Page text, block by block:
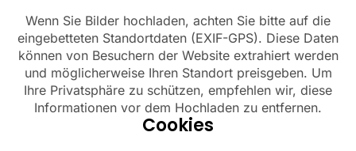
Wenn Sie Bilder hochladen, achten Sie bitte auf die
eingebetteten Standortdaten (EXIF-GPS). Diese Daten
können von Besuchern der Website extrahiert werden
und möglicherweise Ihren Standort preisgeben. Um
Ihre Privatsphäre zu schützen, empfehlen wir, diese
Informationen vor dem Hochladen zu entfernen.
Cookies